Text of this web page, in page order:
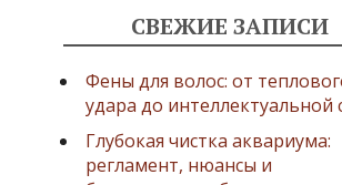
СВЕЖИЕ ЗАПИСИ
Фены для волос: от
удара до интеллектуальной
Глубокая чистка аквариума:
регламент, нюансы и